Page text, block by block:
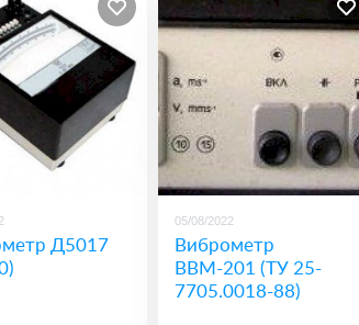
Д5017
05/08/2022
Виброметр
ВВМ-201 (ТУ 25-
7705.0018-88)